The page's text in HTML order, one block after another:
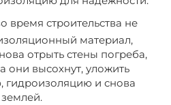
время строительства не
материал,
отрыть стены погреба,
они высохнут, уложить
гидроизоляцию и снова